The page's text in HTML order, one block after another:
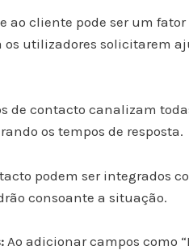
cliente pode ser um
utilizadores solicitarem
de contacto canalizam
os tempos de resposta.
podem ser integrados
consoante a situação.
Ao adicionar campos como